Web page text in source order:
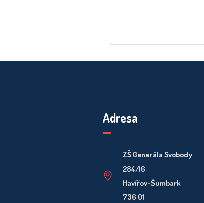
Adresa
ZŠ Generála Svobody
284/16
Havířov-Šumbark
736 01